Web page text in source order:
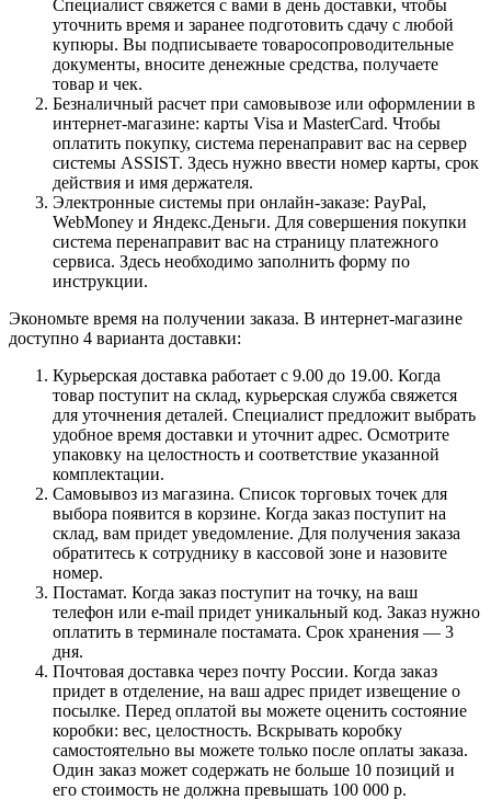
Специалист свяжется с вами в день доставки, чтобы
уточнить время и заранее подготовить сдачу с любой
купюры. Вы подписываете товаросопроводительные
документы, вносите денежные средства, получаете
товар и чек.
Безналичный расчет при самовывозе или оформлении в
интернет-магазине: карты Visa и MasterCard. Чтобы
оплатить покупку, система перенаправит вас на сервер
системы ASSIST. Здесь нужно ввести номер карты, срок
действия и имя держателя.
Электронные системы при онлайн-заказе: PayPal,
WebMoney и Яндекс.Деньги. Для совершения покупки
система перенаправит вас на страницу платежного
сервиса. Здесь необходимо заполнить форму по
инструкции.
Экономьте время на получении заказа. В интернет-магазине
доступно 4 варианта доставки:
Курьерская доставка работает с 9.00 до 19.00. Когда
товар поступит на склад, курьерская служба свяжется
для уточнения деталей. Специалист предложит выбрать
удобное время доставки и уточнит адрес. Осмотрите
упаковку на целостность и соответствие указанной
комплектации.
Самовывоз из магазина. Список торговых точек для
выбора появится в корзине. Когда заказ поступит на
склад, вам придет уведомление. Для получения заказа
обратитесь к сотруднику в кассовой зоне и назовите
номер.
Постамат. Когда заказ поступит на точку, на ваш
телефон или e-mail придет уникальный код. Заказ нужно
оплатить в терминале постамата. Срок хранения — 3
дня.
Почтовая доставка через почту России. Когда заказ
придет в отделение, на ваш адрес придет извещение о
посылке. Перед оплатой вы можете оценить состояние
коробки: вес, целостность. Вскрывать коробку
самостоятельно вы можете только после оплаты заказа.
Один заказ может содержать не больше 10 позиций и
его стоимость не должна превышать 100 000 р.